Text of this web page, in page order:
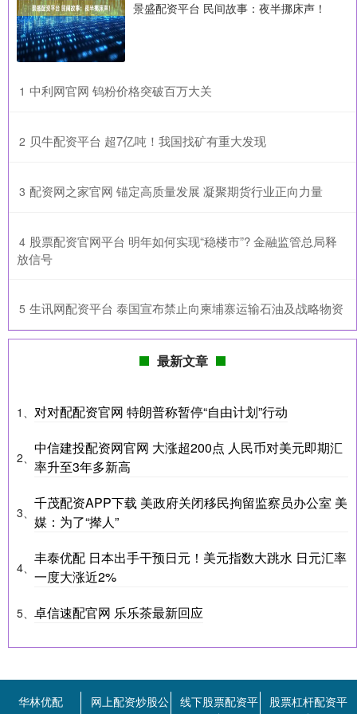
景盛配资平台 民间故事：夜半挪床声！
1 ​中利网官网 钨粉价格突破百万大关
2 ​贝牛配资平台 超7亿吨！我国找矿有重大发现
3 ​配资网之家官网 锚定高质量发展 凝聚期货行业正向力量
4 ​股票配资官网平台 明年如何实现“稳楼市”? 金融监管总局释
放信号
5 ​生讯网配资平台 泰国宣布禁止向柬埔寨运输石油及战略物资
最新文章
1、 对对配配资官网 特朗普称暂停“自由计划”行动
2、
中信建投配资网官网 大涨超200点 人民币对美元即期汇
率升至3年多新高
3、
千茂配资APP下载 美政府关闭移民拘留监察员办公室 美
媒：为了“撵人”
4、
丰泰优配 日本出手干预日元！美元指数大跳水 日元汇率
一度大涨近2%
5、 卓信速配官网 乐乐茶最新回应
华林优配
网上配资炒股公
线下股票配资平
股票杠杆配资平